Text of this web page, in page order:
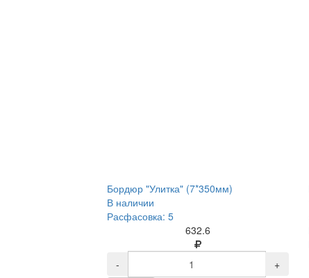
Бордюр "Улитка" (7*350мм)
В наличии
Расфасовка: 5
632.6
-
+